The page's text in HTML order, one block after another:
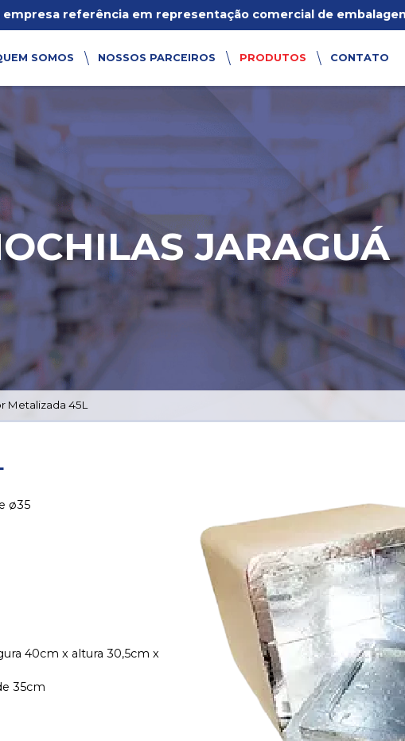
empresa referência em representação comercial de
SOMOS NOSSOS PARCEIROS PRODUTOS CONTATO
JARAGUÁ
Metalizada 45L
ø35
40cm x altura 30,5cm x
35cm